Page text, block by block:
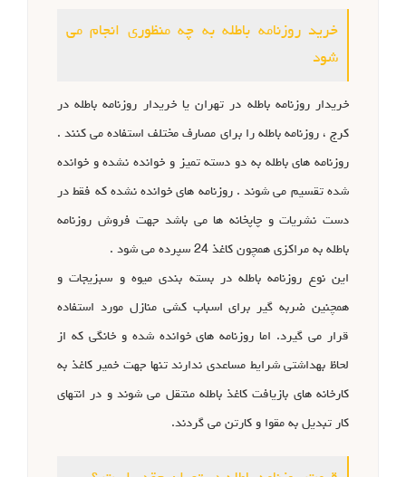
خرید روزنامه باطله به چه منظوری انجام می
شود
خریدار روزنامه باطله در تهران یا خریدار روزنامه باطله در
کرج ، روزنامه باطله را برای مصارف مختلف استفاده می کنند .
روزنامه های باطله به دو دسته تمیز و خوانده نشده و خوانده
شده تقسیم می شوند . روزنامه های خوانده نشده که فقط در
دست نشریات و چاپخانه ها می باشد جهت فروش روزنامه
باطله به مراکزی همچون کاغذ 24 سپرده می شود .
این نوع روزنامه باطله در بسته بندی میوه و سبزیجات و
همچنین ضربه گیر برای اسباب کشی منازل مورد استفاده
قرار می گیرد. اما روزنامه های خوانده شده و خانگی که از
لحاظ بهداشتی شرایط مساعدی ندارند تنها جهت خمیر کاغذ به
کارخانه های بازیافت کاغذ باطله منتقل می شوند و در انتهای
کار تبدیل به مقوا و کارتن می گردند.